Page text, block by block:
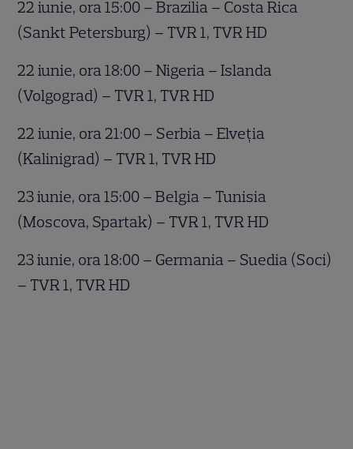
22 iunie, ora 15:00 – Brazilia – Costa Rica
(Sankt Petersburg) – TVR 1, TVR HD
22 iunie, ora 18:00 – Nigeria – Islanda
(Volgograd) – TVR 1, TVR HD
22 iunie, ora 21:00 – Serbia – Elveţia
(Kalinigrad) – TVR 1, TVR HD
23 iunie, ora 15:00 – Belgia – Tunisia
(Moscova, Spartak) – TVR 1, TVR HD
23 iunie, ora 18:00 – Germania – Suedia (Soci)
– TVR 1, TVR HD